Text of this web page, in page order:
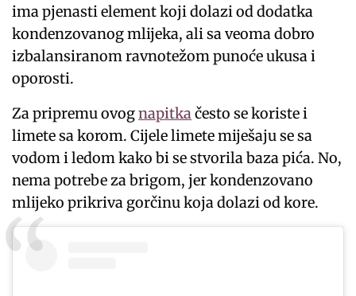
ima pjenasti element koji dolazi od dodatka
kondenzovanog mlijeka, ali sa veoma dobro
izbalansiranom ravnotežom punoće ukusa i
oporosti.
Za pripremu ovognapitkačesto se koriste i
limete sa korom. Cijele limete miješaju se sa
vodom i ledom kako bi se stvorila baza pića. No,
nema potrebe za brigom, jer kondenzovano
mlijeko prikriva gorčinu koja dolazi od kore.